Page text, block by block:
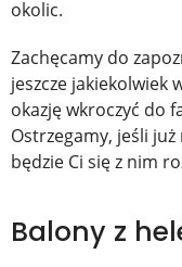
okolic.
Zachęcamy do
jeszcze jakiekolwiek
okazję wkroczyć do
Ostrzegamy, jeśli
będzie Ci się z nim
Balony z